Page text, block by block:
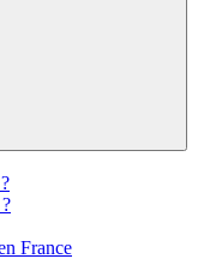
France